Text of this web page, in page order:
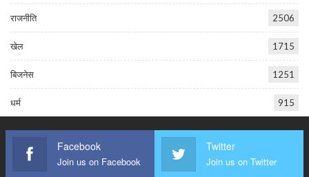
राजनीति 2506
खेल 1715
बिजनेस 1251
धर्म 915
Facebook
Join us on Facebook
Twitter
Join us on Twitter